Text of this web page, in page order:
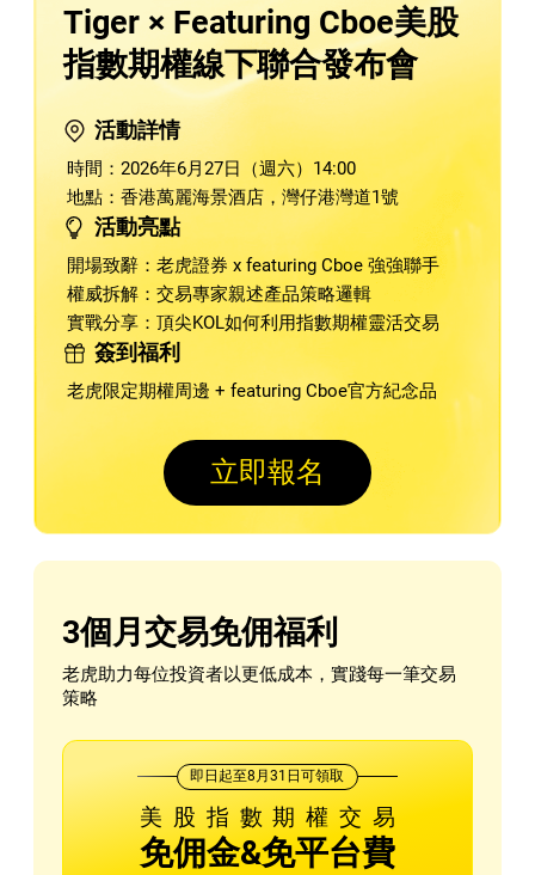
Tiger × Featuring Cboe美股
指數期權線下聯合發布會
活動詳情
時間：2026年6月27日（週六）14:00
地點：香港萬麗海景酒店，灣仔港灣道1號
活動亮點
開場致辭：老虎證券 x featuring Cboe 強強聯手
權威拆解：交易專家親述產品策略邏輯
實戰分享：頂尖KOL如何利用指數期權靈活交易
簽到福利
老虎限定期權周邊 + featuring Cboe官方紀念品
立即報名
3個月交易免佣福利
老虎助力每位投資者以更低成本，實踐每一筆交易
策略
即日起至8月31日可領取
美股指數期權交易
免佣金&免平台費